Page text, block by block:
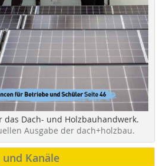
das Dach- und Holzbauhandwerk.
Ausgabe der dach+holzbau.
Kanäle